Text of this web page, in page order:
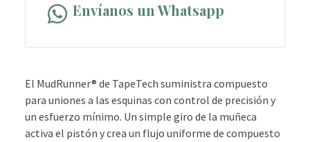
Envíanos un Whatsapp
El MudRunner® de TapeTech suministra compuesto
para uniones a las esquinas con control de precisión y
un esfuerzo mínimo. Un simple giro de la muñeca
activa el pistón y crea un flujo uniforme de compuesto